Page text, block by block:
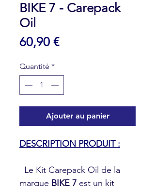
BIKE 7 - Carepack
Oil
60,90 €Prix
Quantité *
Ajouter au panier
DESCRIPTION PRODUIT :
Le Kit Carepack Oil de la
marque BIKE 7 est un kit